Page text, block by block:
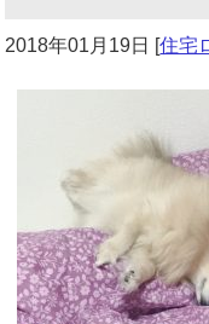
2018年01月19日 [住宅